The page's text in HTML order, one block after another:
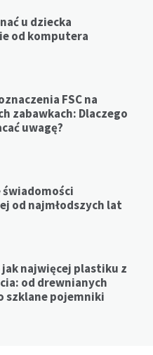
u dziecka
od komputera
FSC na
zabawkach: Dlaczego
uwagę?
świadomości
od najmłodszych lat
jak najwięcej plastiku z
od drewnianych
szklane pojemniki